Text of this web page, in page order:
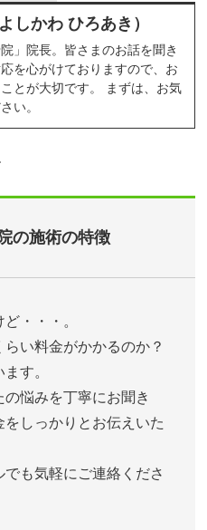
しかわ ひろあき）
院」院長。皆さまのお話を聞き
を心がけておりますので、お
とが大切です。 まずは、お気
い。
の施術の特徴
・・・。
い料金がかかるのか？
す。
悩みを丁寧にお聞き
しっかりとお伝えいた
も気軽にご連絡くださ